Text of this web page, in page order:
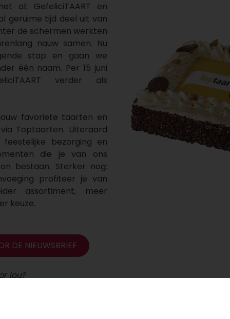
al: GefeliciTAART en
geruime tijd deel uit van
de schermen werkten
nauw samen. Nu
stap en gaan we
één naam. Per 15 juni
verder als
favoriete taarten en
Toptaarten. Uiteraard
bezorging en
die je van ons
bestaan. Sterker nog:
profiteer je van
assortiment, meer
keuze.
DE NIEUWSBRIEF
jou?
GefeliciTAART gaat verder onder de naam